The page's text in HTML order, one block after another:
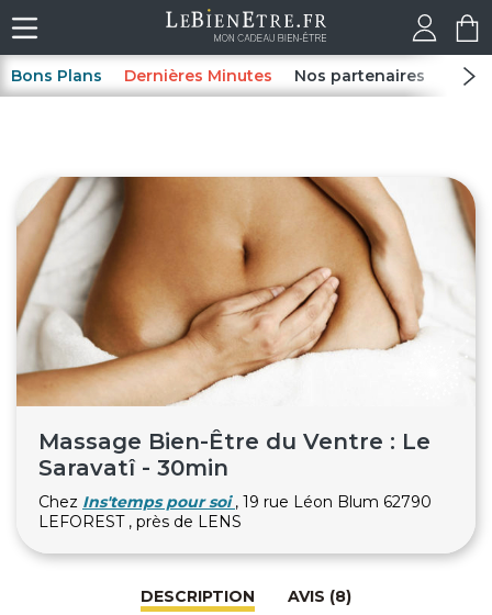
Bons Plans Dernières Minutes Nos partenaires Spas
Massage Bien-Être du Ventre : Le
Saravatî - 30min
Chez Ins'temps pour soi , 19 rue Léon Blum 62790
LEFOREST , près de LENS
DESCRIPTION AVIS (8)